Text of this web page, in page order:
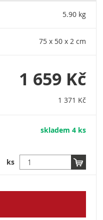
České republice má silné5.90 kg
75 x 50 x 2 cm
1 659 Kč
1 371 Kč
skladem 4 ks
ks